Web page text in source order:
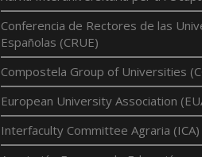
Conferencia de Rectores de las
Españolas (CRUE)
Compostela Group of Universities
European University Association
Interfaculty Committee Agraria (ICA)